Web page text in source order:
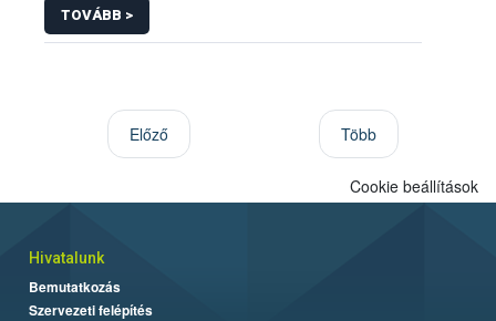
TOVÁBB >
Előző Több
Cookie beállítások
Hivatalunk
Bemutatkozás
Szervezeti felépítés